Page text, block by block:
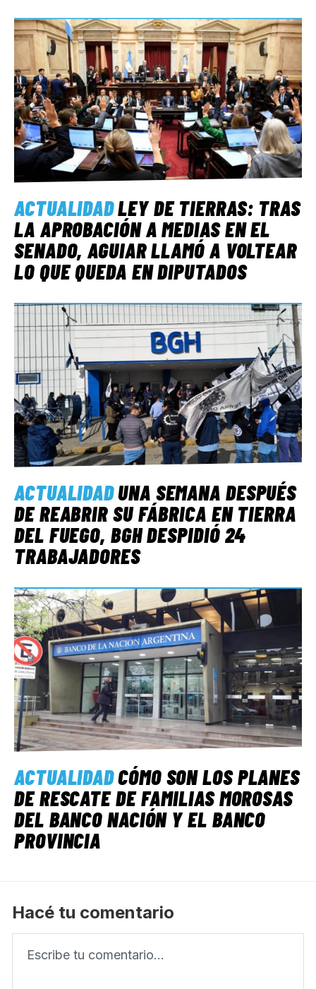
ACTUALIDADLEY DE TIERRAS: TRAS
LA APROBACIÓN A MEDIAS EN EL
SENADO, AGUIAR LLAMÓ A VOLTEAR
LO QUE QUEDA EN DIPUTADOS
ACTUALIDADUNA SEMANA DESPUÉS
DE REABRIR SU FÁBRICA EN TIERRA
DEL FUEGO, BGH DESPIDIÓ 24
TRABAJADORES
ACTUALIDADCÓMO SON LOS PLANES
DE RESCATE DE FAMILIAS MOROSAS
DEL BANCO NACIÓN Y EL BANCO
PROVINCIA
Hacé tu comentario